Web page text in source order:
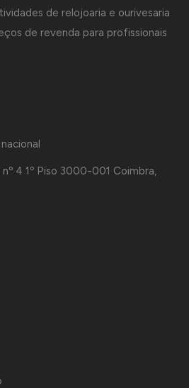
de relojoaria e ourivesaria
de revenda para profissionais
nº 4 1º Piso 3000-001 Coimbra,